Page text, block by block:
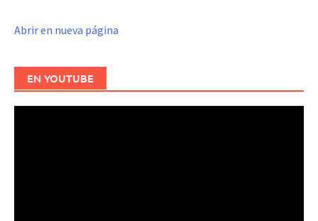
Abrir en nueva página
EN YOUTUBE